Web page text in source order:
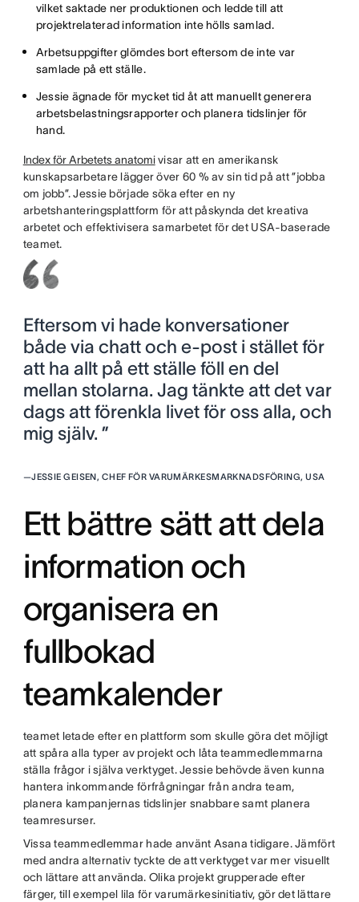
vilket saktade ner produktionen och ledde till att
projektrelaterad information inte hölls samlad.
Arbetsuppgifter glömdes bort eftersom de inte var
samlade på ett ställe.
Jessie ägnade för mycket tid åt att manuellt generera
arbetsbelastningsrapporter och planera tidslinjer för
hand.
Index för Arbetets anatomivisar att en amerikansk
kunskapsarbetare lägger över 60 % av sin tid på att ”jobba
om jobb”. Jessie började söka efter en ny
arbetshanteringsplattform för att påskynda det kreativa
arbetet och effektivisera samarbetet för det USA-baserade
teamet.
Eftersom vi hade konversationer
både via chatt och e-post i stället för
att ha allt på ett ställe föll en del
mellan stolarna. Jag tänkte att det var
dags att förenkla livet för oss alla, och
mig själv. ”
—JESSIE GEISEN, CHEF FÖR VARUMÄRKESMARKNADSFÖRING, USA
Ett bättre sätt att dela
information och
organisera en
fullbokad
teamkalender
teamet letade efter en plattform som skulle göra det möjligt
att spåra alla typer av projekt och låta teammedlemmarna
ställa frågor i själva verktyget. Jessie behövde även kunna
hantera inkommande förfrågningar från andra team,
planera kampanjernas tidslinjer snabbare samt planera
teamresurser.
Vissa teammedlemmar hade använt Asana tidigare. Jämfört
med andra alternativ tyckte de att verktyget var mer visuellt
och lättare att använda. Olika projekt grupperade efter
färger, till exempel lila för varumärkesinitiativ, gör det lättare